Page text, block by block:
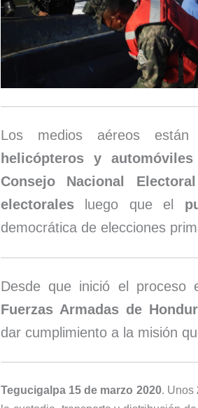
Los medios aéreos
helicópteros y
Consejo Nacional
electorales luego que el
democrática de elecciones
Desde que inició el proceso
Fuerzas Armadas de
dar cumplimiento a la misión
Tegucigalpa 15 de marzo 2020. Unos